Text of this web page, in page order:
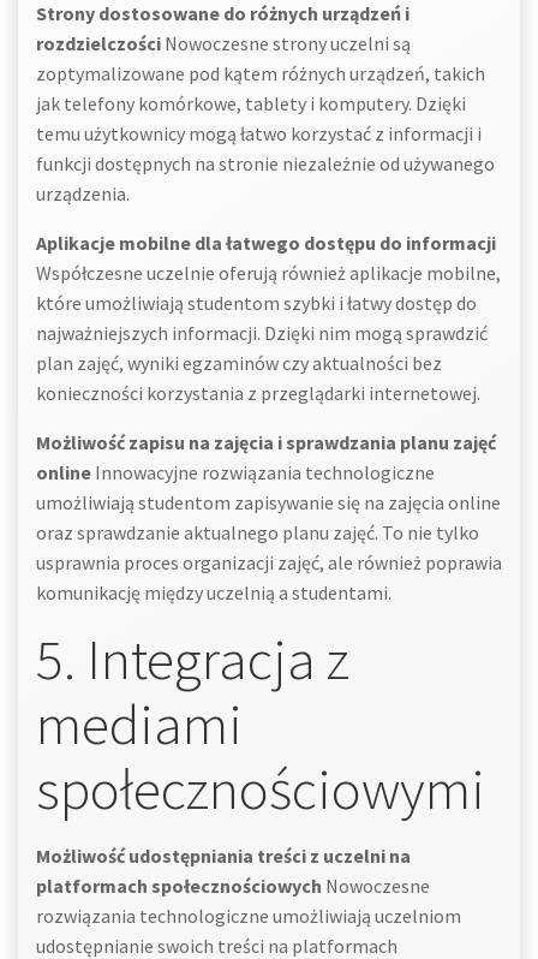
Strony dostosowane do różnych urządzeń i
rozdzielczości Nowoczesne strony uczelni są
zoptymalizowane pod kątem różnych urządzeń, takich
jak telefony komórkowe, tablety i komputery. Dzięki
temu użytkownicy mogą łatwo korzystać z informacji i
funkcji dostępnych na stronie niezależnie od używanego
urządzenia.
Aplikacje mobilne dla łatwego dostępu do informacji
Współczesne uczelnie oferują również aplikacje mobilne,
które umożliwiają studentom szybki i łatwy dostęp do
najważniejszych informacji. Dzięki nim mogą sprawdzić
plan zajęć, wyniki egzaminów czy aktualności bez
konieczności korzystania z przeglądarki internetowej.
Możliwość zapisu na zajęcia i sprawdzania planu zajęć
online Innowacyjne rozwiązania technologiczne
umożliwiają studentom zapisywanie się na zajęcia online
oraz sprawdzanie aktualnego planu zajęć. To nie tylko
usprawnia proces organizacji zajęć, ale również poprawia
komunikację między uczelnią a studentami.
5. Integracja z
mediami
społecznościowymi
Możliwość udostępniania treści z uczelni na
platformach społecznościowych Nowoczesne
rozwiązania technologiczne umożliwiają uczelniom
udostępnianie swoich treści na platformach